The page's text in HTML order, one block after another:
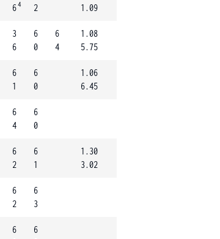
64
2
1.09
3
6
6
0
6
4
1.08
5.75
6
1
6
0
1.06
6.45
6
4
6
0
6
2
6
1
1.30
3.02
6
2
6
3
6
6